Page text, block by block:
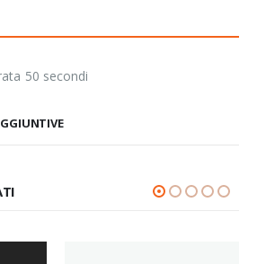
50 secondi